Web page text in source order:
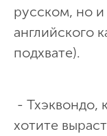
русском, но и
английского
подхвате).
- Тхэквондо,
хотите